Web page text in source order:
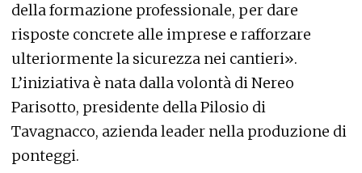
della formazione professionale, per dare
risposte concrete alle imprese e rafforzare
ulteriormente la sicurezza nei cantieri».
L’iniziativa è nata dalla volontà di Nereo
Parisotto, presidente della Pilosio di
Tavagnacco, azienda leader nella produzione di
ponteggi.